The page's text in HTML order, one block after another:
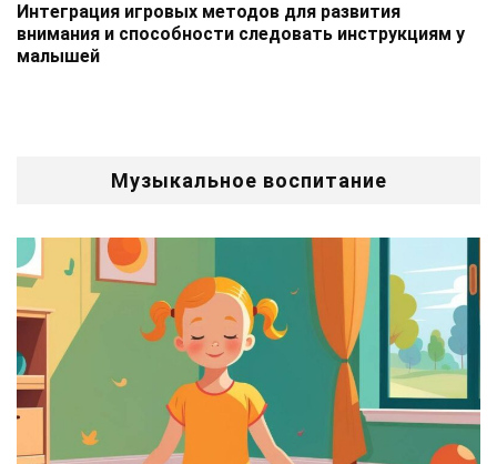
Интеграция игровых методов для развития
внимания и способности следовать инструкциям у
малышей
Музыкальное воспитание